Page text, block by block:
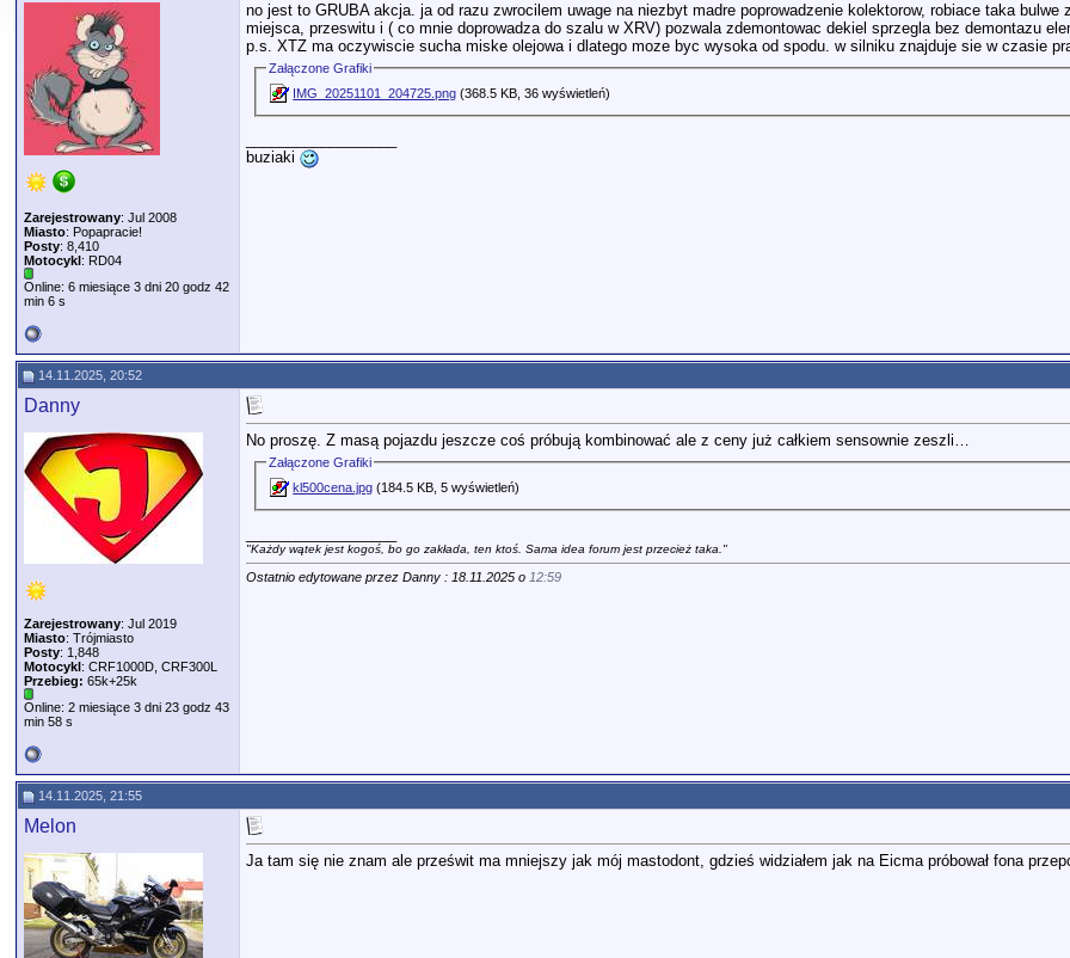
Zarejestrowany: Jul 2008
Miasto: Popapracie!
Posty: 8,410
Motocykl: RD04
Online: 6 miesiące 3 dni 20 godz 42
min 6 s
no jest to GRUBA akcja. ja od razu zwrocilem uwage na niezbyt madre poprowadzenie kolektorow, robiace taka
miejsca, przeswitu i ( co mnie doprowadza do szalu w XRV) pozwala zdemontowac dekiel sprzegla bez demontazu
p.s. XTZ ma oczywiscie sucha miske olejowa i dlatego moze byc wysoka od spodu. w silniku znajduje sie w czasie
Załączone Grafiki
IMG_20251101_204725.png (368.5 KB, 36 wyświetleń)
buziaki
14.11.2025, 20:52
Danny
Zarejestrowany: Jul 2019
Miasto: Trójmiasto
Posty: 1,848
Motocykl: CRF1000D, CRF300L
Przebieg: 65k+25k
Online: 2 miesiące 3 dni 23 godz 43
min 58 s
No proszę. Z masą pojazdu jeszcze coś próbują kombinować ale z ceny już całkiem sensownie zeszli…
Załączone Grafiki
kl500cena.jpg (184.5 KB, 5 wyświetleń)
"Każdy wątek jest kogoś, bo go zakłada, ten ktoś. Sama idea forum jest przecież taka."
Ostatnio edytowane przez Danny : 18.11.2025 o 12:59
14.11.2025, 21:55
Melon
Ja tam się nie znam ale prześwit ma mniejszy jak mój mastodont, gdzieś widziałem jak na Eicma próbował fona